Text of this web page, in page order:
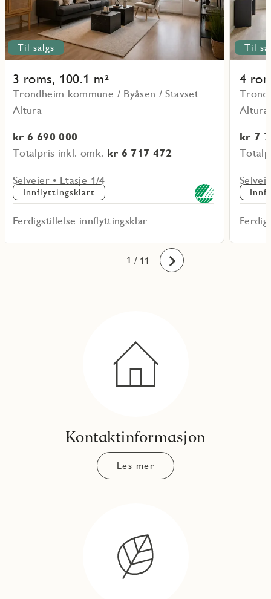
Til salgs
3 roms, 100.1 m²
Trondheim kommune / Byåsen / Stavset
Altura
kr 6 690 000
Totalpris inkl. omk. kr 6 717 472
Selveier • Etasje 1/4
Innflyttingsklart
Ferdigstillelse innflyttingsklar
Til
4
Altura
kr 7
1
2
3
4
5
6
7
8
9
10
11 / 11 Fremover
Kontaktinformasjon
Les mer